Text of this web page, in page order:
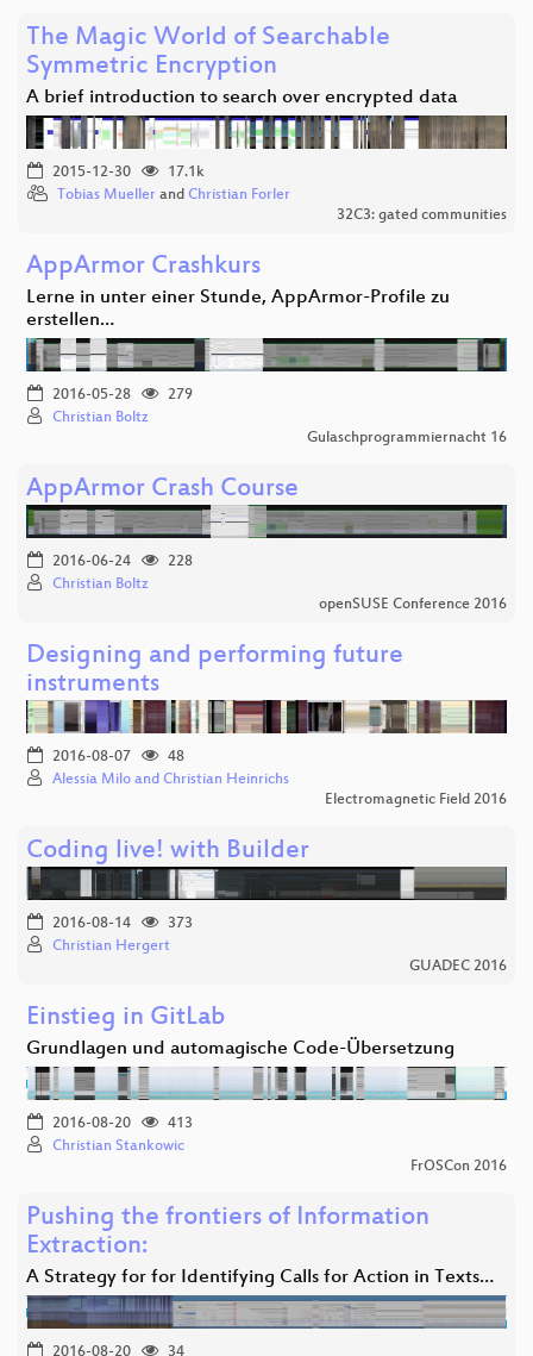
The Magic World of Searchable
Symmetric Encryption
A brief introduction to search over encrypted data
2015-12-30
17.1k
Tobias Mueller and Christian Forler
32C3: gated communities
AppArmor Crashkurs
Lerne in unter einer Stunde, AppArmor-Profile zu
erstellen…
2016-05-28
279
Christian Boltz
Gulaschprogrammiernacht 16
AppArmor Crash Course
2016-06-24
228
Christian Boltz
openSUSE Conference 2016
Designing and performing future
instruments
2016-08-07
48
Alessia Milo and Christian Heinrichs
Electromagnetic Field 2016
Coding live! with Builder
2016-08-14
373
Christian Hergert
GUADEC 2016
Einstieg in GitLab
Grundlagen und automagische Code-Übersetzung
2016-08-20
413
Christian Stankowic
FrOSCon 2016
Pushing the frontiers of Information
Extraction:
A Strategy for for Identifying Calls for Action in Texts…
2016-08-20 34